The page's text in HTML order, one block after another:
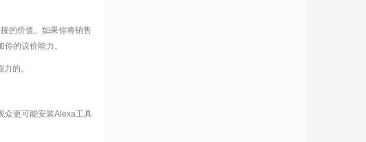
的价值。如果你将销售
的议价能力。
的。
众更可能安装Alexa工具